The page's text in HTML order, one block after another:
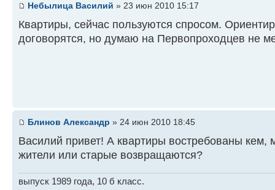
Небылица Василий » 23 июн 2010 15:17
Квартиры, сейчас пользуются спросом.
договорятся, но думаю на Первопроходцев не
Блинов Александр » 24 июн 2010 18:45
Василий привет! А квартиры востребованы
жители или старые возвращаются?
выпуск 1989 года, 10 б класс.